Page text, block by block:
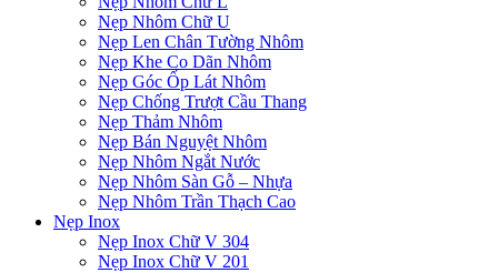
Nẹp Nhôm Chữ U
Nẹp Len Chân Tường Nhôm
Nẹp Khe Co Dãn Nhôm
Nẹp Góc Ốp Lát Nhôm
Nẹp Chống Trượt Cầu Thang
Nẹp Thảm Nhôm
Nẹp Bán Nguyệt Nhôm
Nẹp Nhôm Ngắt Nước
Nẹp Nhôm Sàn Gỗ – Nhựa
Nẹp Nhôm Trần Thạch Cao
Nẹp Inox
Nẹp Inox Chữ V 304
Nẹp Inox Chữ V 201